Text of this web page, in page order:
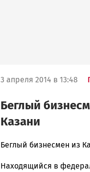
3 апреля 2014 в 13:48
Беглый
Казани
admintimur
Петрозаводска
Беглый бизнесмен из
Находящийся в